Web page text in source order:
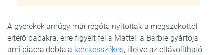
A gyerekek amúgy már régóta nyitottak a megszokottól
eltérő babákra, erre figyelt fel a Mattel, a Barbie gyártója,
ami piacra dobta a kerekesszékes, illetve az eltávolítható